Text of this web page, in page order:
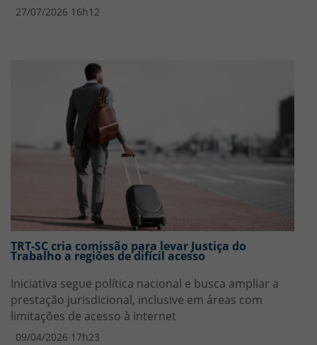
27/07/2026 16h12
TRT-SC cria comissão para levar Justiça do
Trabalho a regiões de difícil acesso
Iniciativa segue política nacional e busca ampliar a
prestação jurisdicional, inclusive em áreas com
limitações de acesso à internet
09/04/2026 17h23